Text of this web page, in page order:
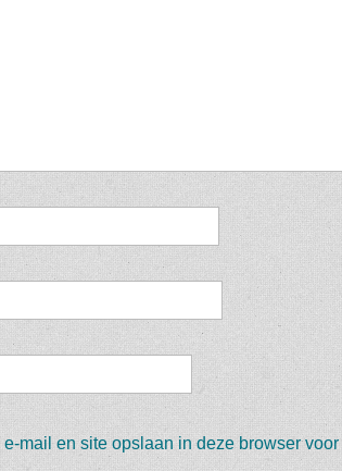
e-mail en site opslaan in deze browser